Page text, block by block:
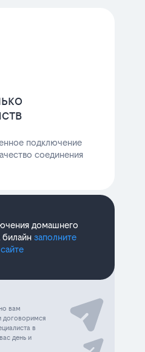
подключение
соединения
домашнего
билайнзаполните
вам
договоримся
в
день и